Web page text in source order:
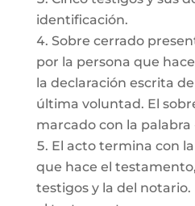
identificación.
Sobre cerrado
por la persona que
la declaración escrita
última voluntad. El
marcado con la palabra
El acto termina con
que hace el
testigos y la del